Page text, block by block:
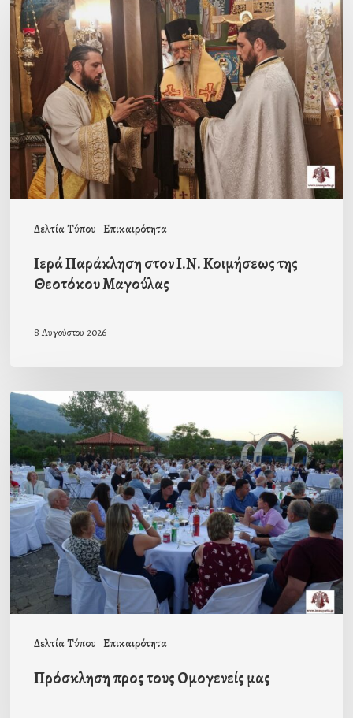
Δελτία Τύπου Επικαιρότητα
Παράκληση
στον
Ι.Ν.
Κοιμήσεως
της
Θεοτόκου
Μαγούλας
Ιερά Παράκληση στον Ι.Ν. Κοιμήσεως της
Θεοτόκου Μαγούλας
8 Αυγούστου 2026
Δελτία Τύπου Επικαιρότητα
Πρόσκληση
προς
τους
Ομογενείς
μας
Πρόσκληση προς τους Ομογενείς μας